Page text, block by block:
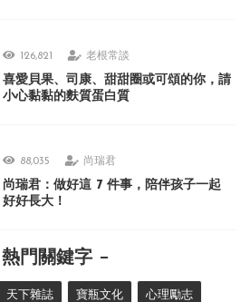
126,821 老根常談
喜愛貝果、司康、甜甜圈或可頌的你，請
小心黏黏的麩質蛋白質
88,035 尚瑞君
尚瑞君：做好這 7 件事，陪伴孩子一起
好好長大！
熱門關鍵字
天下雜誌 寶瓶文化 心理勵志